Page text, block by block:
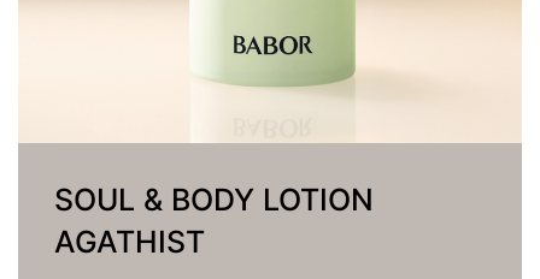
SOUL & BODY WASH
AGATHIST